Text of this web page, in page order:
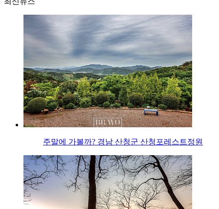
주말에 가볼까? 경남 산청군 산청포레스트정원